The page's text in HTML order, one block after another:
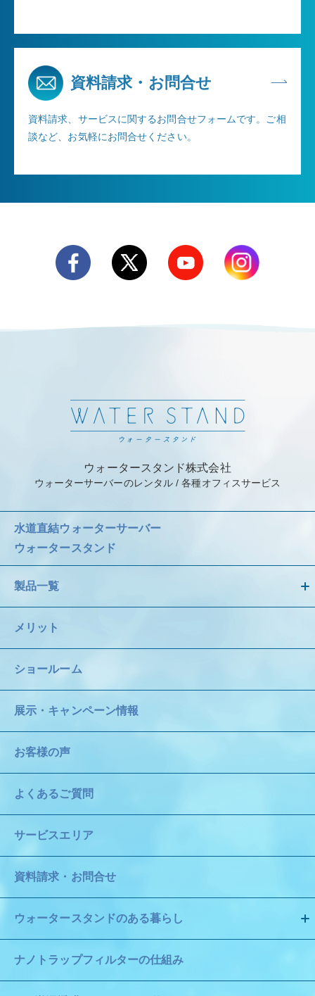
資料請求・お問合せ
資料請求、サービスに関するお問合せフォームです。ご相
談など、お気軽にお問合せください。
ウォータースタンド株式会社
ウォーターサーバーのレンタル / 各種オフィスサービス
水道直結ウォーターサーバー
ウォータースタンド
製品一覧
メリット
ショールーム
展示・キャンペーン情報
お客様の声
よくあるご質問
サービスエリア
資料請求・お問合せ
ウォータースタンドのある暮らし
ナノトラップフィルターの仕組み